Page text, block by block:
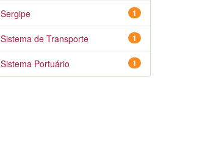
1
Sergipe
1
Sistema de Transporte
1
Sistema Portuário